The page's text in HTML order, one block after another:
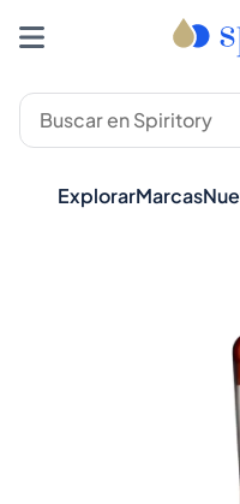
ExplorarMarcas